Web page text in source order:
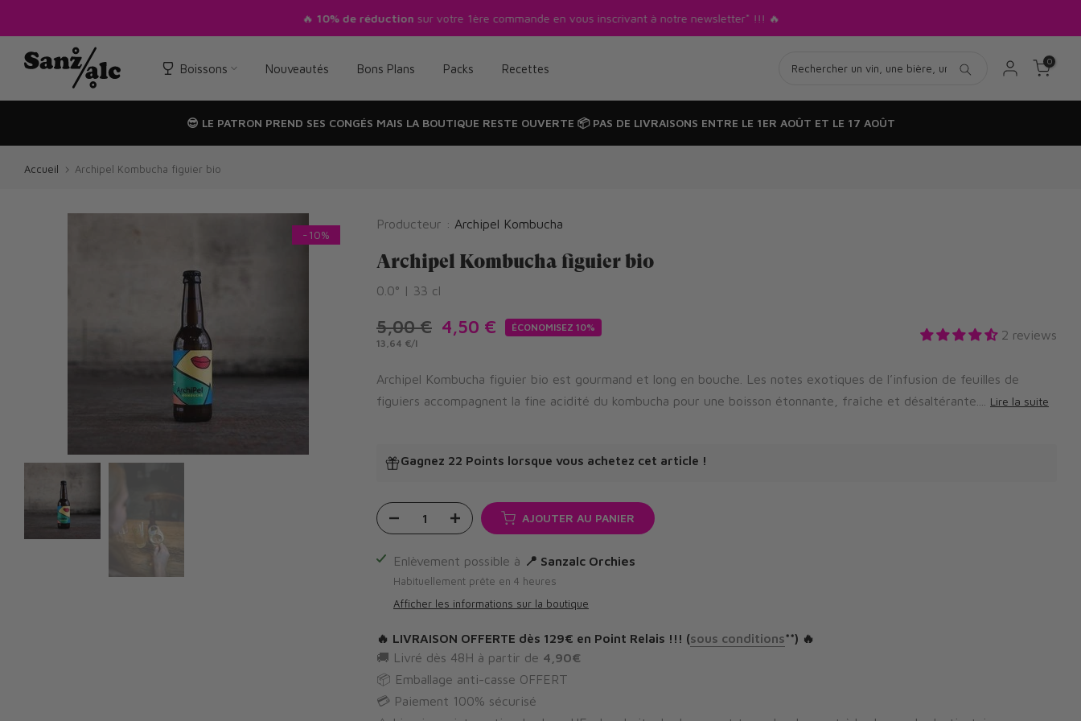
au
texte
🔥 10% de réduction sur votre 1ère commande en vous inscrivant à notre newsletter* !!! 🔥
Boissons Nouveautés Bons Plans Packs Recettes
0
😎 LE PATRON PREND SES CONGÉS MAIS LA BOUTIQUE RESTE OUVERTE 📦 PAS DE LIVRAISONS ENTRE LE 1ER AOÛT ET LE 17 AOÛT
Accueil Archipel Kombucha figuier bio
-10%
Producteur : Archipel Kombucha
Archipel Kombucha figuier bio
0.0° | 33 cl
5,00 € 4,50 €
ÉCONOMISEZ 10%
13,64 €/l
2 reviews
Archipel Kombucha figuier bio est gourmand et long en bouche. Les notes exotiques de l’infusion de feuilles de
figuiers accompagnent la fine acidité du kombucha pour une boisson étonnante, fraîche et désaltérante....
Lire la suite
Gagnez 22 Points lorsque vous achetez cet article !
AJOUTER AU PANIER
Enlèvement possible à 📍 Sanzalc Orchies
Habituellement prête en 4 heures
Afficher les informations sur la boutique
🔥 LIVRAISON OFFERTE dès 129€ en Point Relais !!! (sous conditions**) 🔥
🚚 Livré dès 48H à partir de 4,90€
📦 Emballage anti-casse OFFERT
💳 Paiement 100% sécurisé